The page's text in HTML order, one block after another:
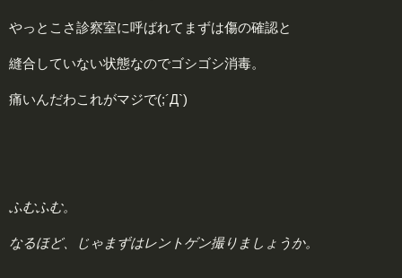
やっとこさ診察室に呼ばれてまずは傷の確認と
縫合していない状態なのでゴシゴシ消毒。
痛いんだわこれがマジで(;´Д`)
ふむふむ。
なるほど、じゃまずはレントゲン撮りましょうか。